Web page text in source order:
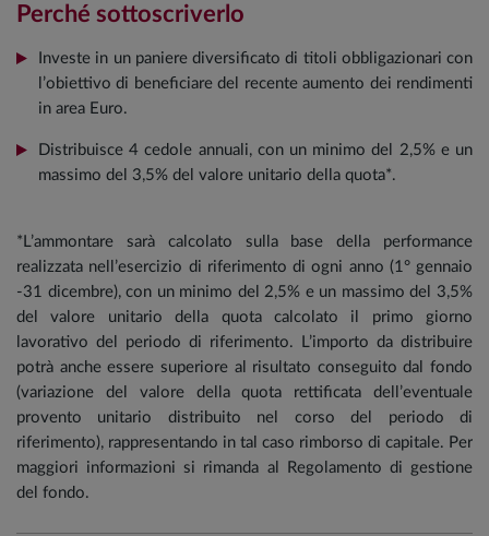
Perché sottoscriverlo
Investe in un paniere diversificato di titoli obbligazionari con
l’obiettivo di beneficiare del recente aumento dei rendimenti
in area Euro.
Distribuisce 4 cedole annuali, con un minimo del 2,5% e un
massimo del 3,5% del valore unitario della quota*.
*L’ammontare sarà calcolato sulla base della performance
realizzata nell’esercizio di riferimento di ogni anno (1° gennaio
-31 dicembre), con un minimo del 2,5% e un massimo del 3,5%
del valore unitario della quota calcolato il primo giorno
lavorativo del periodo di riferimento. L’importo da distribuire
potrà anche essere superiore al risultato conseguito dal fondo
(variazione del valore della quota rettificata dell’eventuale
provento unitario distribuito nel corso del periodo di
riferimento), rappresentando in tal caso rimborso di capitale. Per
maggiori informazioni si rimanda al Regolamento di gestione
del fondo.